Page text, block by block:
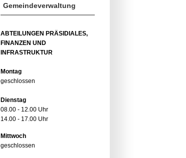
Gemeindeverwaltung
ABTEILUNGEN PRÄSIDIALES,
FINANZEN UND
INFRASTRUKTUR
Montag
geschlossen
Dienstag
08.00 - 12.00 Uhr
14.00 - 17.00 Uhr
Mittwoch
geschlossen